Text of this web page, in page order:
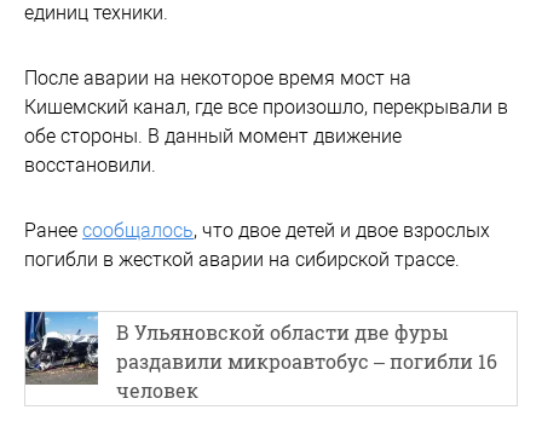
единиц техники.
После аварии на некоторое время мост на
Кишемский канал, где все произошло, перекрывали в
обе стороны. В данный момент движение
восстановили.
Ранее сообщалось, что двое детей и двое взрослых
погибли в жесткой аварии на сибирской трассе.
В Ульяновской области две фуры
раздавили микроавтобус – погибли 16
человек